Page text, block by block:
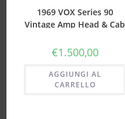
1969 VOX Series 90
Vintage Amp Head & Cab
T1656 Speakers
€1.500,00
AGGIUNGI AL
CARRELLO